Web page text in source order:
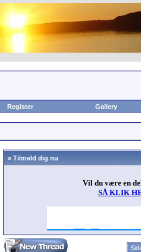
Register Gallery
» Tilmeld dig nu
Vil du være en
SÅ KLIK